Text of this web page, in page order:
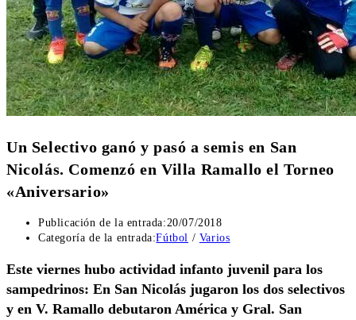
Un Selectivo ganó y pasó a semis en San
Nicolás. Comenzó en Villa Ramallo el Torneo
«Aniversario»
Publicación de la entrada:20/07/2018
Categoría de la entrada:Fútbol / Varios
Este viernes hubo actividad infanto juvenil para los
sampedrinos: En San Nicolás jugaron los dos selectivos
y en V. Ramallo debutaron América y Gral. San